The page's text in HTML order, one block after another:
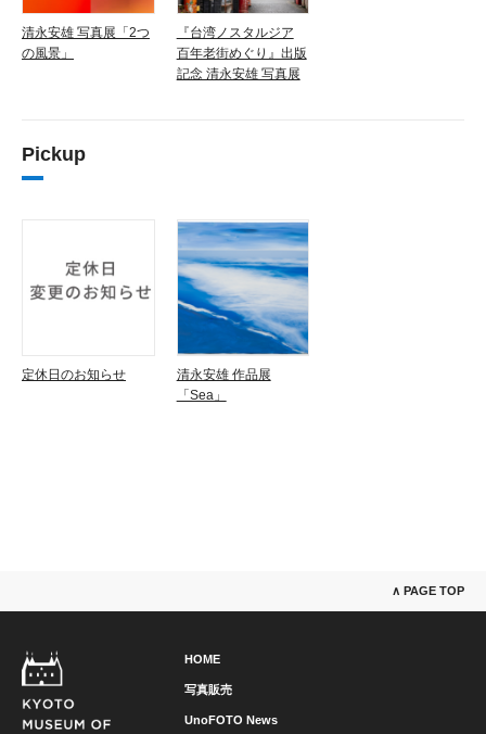
清永安雄 写真展「2つ
の風景」
『台湾ノスタルジア
百年老街めぐり』出版
記念 清永安雄 写真展
Pickup
定休日のお知らせ
清永安雄 作品展
「Sea」
∧ PAGE TOP
HOME
写真販売
UnoFOTO News